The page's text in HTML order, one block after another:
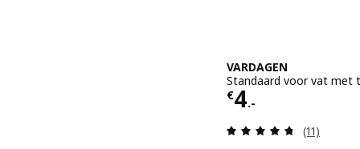
VARDAGEN
Standaard voor vat met
€4.-
Prijs € 4.-
(11)